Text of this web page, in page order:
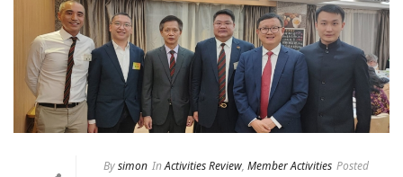
Bysimon InActivities Review, Member Activities Posted